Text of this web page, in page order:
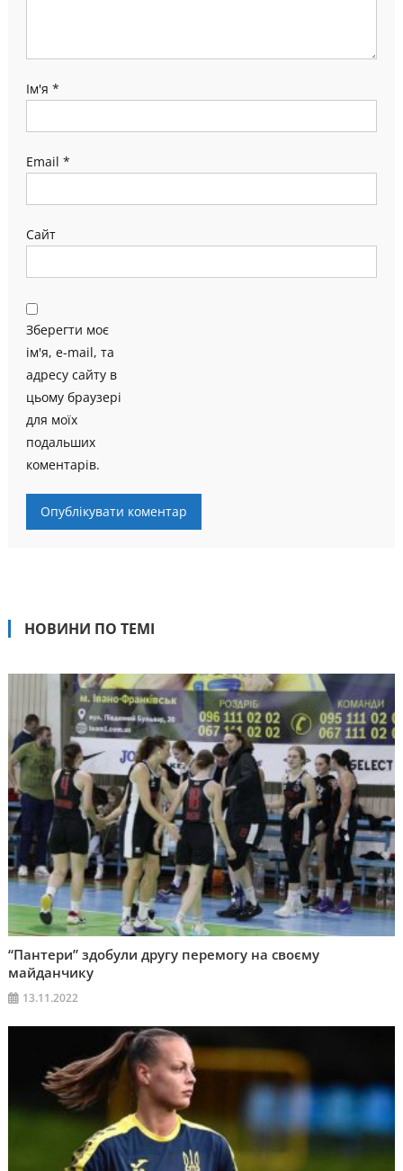
Ім'я *
Email *
Сайт
Зберегти моє
ім'я, e-mail, та
адресу сайту в
цьому браузері
для моїх
подальших
коментарів.
НОВИНИ ПО ТЕМІ
“Пантери” здобули другу перемогу на своєму
майданчику
13.11.2022